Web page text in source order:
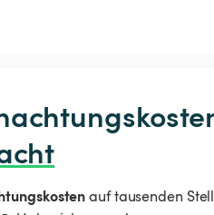
auf tausenden